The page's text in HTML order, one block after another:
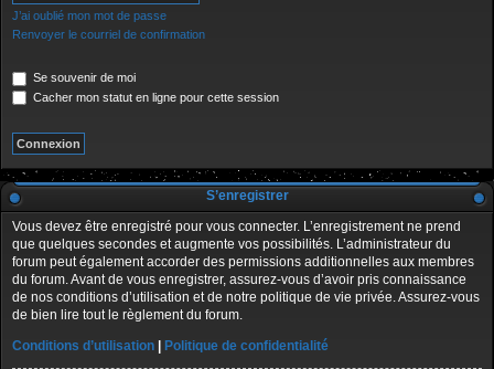
J’ai oublié mon mot de passe
Renvoyer le courriel de confirmation
Se souvenir de moi
Cacher mon statut en ligne pour cette session
S’enregistrer
Vous devez être enregistré pour vous connecter. L’enregistrement ne prend
que quelques secondes et augmente vos possibilités. L’administrateur du
forum peut également accorder des permissions additionnelles aux membres
du forum. Avant de vous enregistrer, assurez-vous d’avoir pris connaissance
de nos conditions d’utilisation et de notre politique de vie privée. Assurez-vous
de bien lire tout le règlement du forum.
Conditions d’utilisation
Politique de confidentialité